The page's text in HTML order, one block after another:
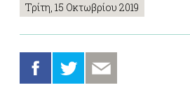
Τρίτη, 15 Οκτωβρίου 2019